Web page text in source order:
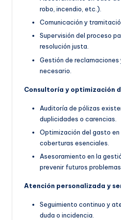
robo, incendio, etc.).
Comunicación y
Supervisión del proceso
resolución justa.
Gestión de
necesario.
Consultoría y optimización
Auditoría de pólizas
duplicidades o carencias.
Optimización del gasto en
coberturas esenciales.
Asesoramiento en la
prevenir futuros problemas.
Atención personalizada y
Seguimiento continuo y
duda o incidencia.